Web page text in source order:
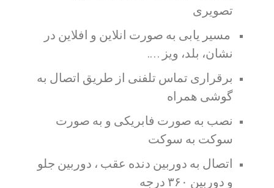
تصویری
مسیر یابی به صورت انلاین و افلاین در
نشان، بلد، ویز ….
برقراری تماس تلفنی از طریق اتصال به
گوشی همراه
نصب به صورت فابریکی و به صورت
سوکت به سوکت
اتصال به دوربین دنده عقب ، دوربین جلو
و دوربین ۳۶۰ درجه